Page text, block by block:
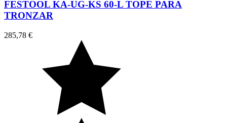
FESTOOL KA-UG-KS 60-L TOPE PARA
TRONZAR
285,78 €